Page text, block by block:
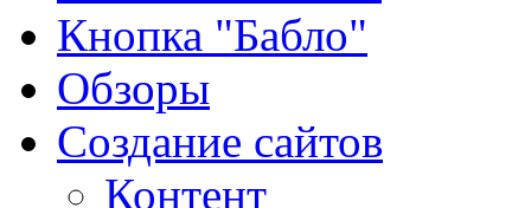
Кнопка "Бабло"
Обзоры
Создание сайтов
Контент